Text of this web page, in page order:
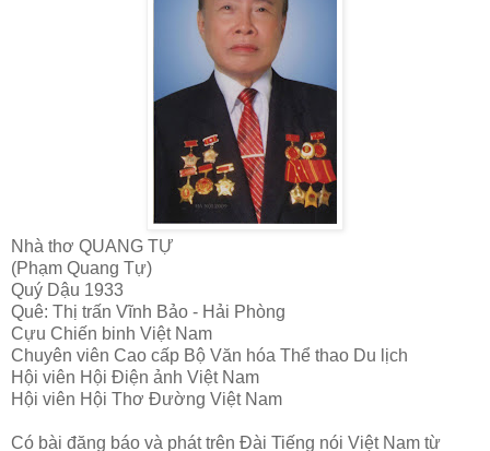
Nhà thơ QUANG TỰ
(Phạm Quang Tự)
Quý Dậu 1933
Quê: Thị trấn Vĩnh Bảo - Hải Phòng
Cựu Chiến binh Việt Nam
Chuyên viên Cao cấp Bộ Văn hóa Thể thao Du lịch
Hội viên Hội Điện ảnh Việt Nam
Hội viên Hội Thơ Đường Việt Nam
Có bài đăng báo và phát trên Đài Tiếng nói Việt Nam từ